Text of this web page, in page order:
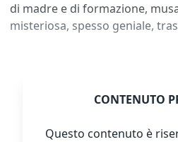
di madre e di formazione,
misteriosa, spesso geniale,
CONTENUTO
Questo contenuto è